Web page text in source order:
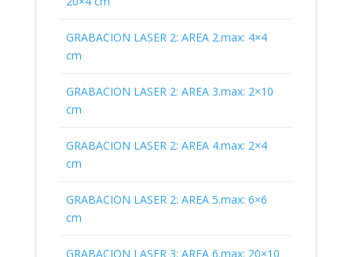
GRABACION LASER 2: AREA 2.max: 4×4
cm
GRABACION LASER 2: AREA 3.max: 2×10
cm
GRABACION LASER 2: AREA 4.max: 2×4
cm
GRABACION LASER 2: AREA 5.max: 6×6
cm
GRABACION LASER 3: AREA 6.max: 20×10